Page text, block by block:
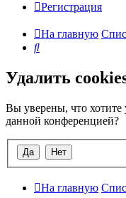
Регистрация
На главную
Поиск
Удалить
Вы уверены, что хотите
данной конференцией?
На главную